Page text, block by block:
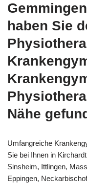
haben Sie
Nähe
Umfangreiche
Sie bei Ihnen in
Sinsheim, Ittlingen,
Eppingen,